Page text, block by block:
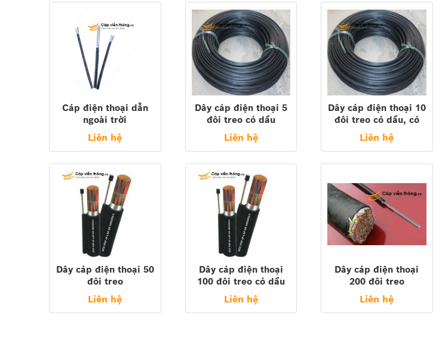
Cáp điện thoại dẫn
ngoài trời
Liên hệ
Dây cáp điện thoại 5
đôi treo có dầu
(5x2x0.5) M3
Liên hệ
Dây cáp điện thoại 10
đôi treo có dầu, có
dây chịu lực 10x2x0,5
( Sacom, Z43,
vinacap, PCM..)
Liên hệ
Dây cáp điện thoại 50
đôi treo
50x2x0.5mm-
VINACAP
Liên hệ
Dây cáp điện thoại
100 đôi treo có dầu
100x2x0,5 ( Sacom,
Z43, vinacap, PCM..)
Liên hệ
Dây cáp điện thoại
200 đôi treo
(200x2x0.5)
Liên hệ